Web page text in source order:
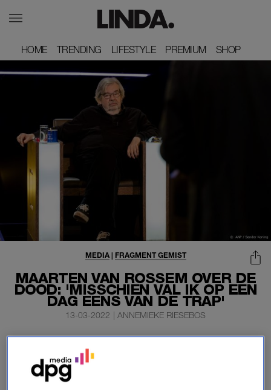
HOME
HOME TRENDING
TRENDING LIFESTYLE
LIFESTYLE PREMIUM
PREMIUM SHOP
SHOP
MAARTEN VAN ROSSEM OVER DE
DOOD: 'MISSCHIEN VAL IK OP EEN
DAG EENS VAN DE TRAP'
MEDIA| FRAGMENT GEMIST
13-03-2022 | ANNEMIEKE RIESEBOS
wel voor het moment dat zijn lichaam hem in de steek
laat. “Wat ik zou vrezen is langdurige aftakeling.”